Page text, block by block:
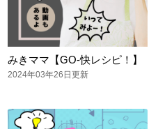
みきママ【GO-快レシピ！】
2024年03年26日更新